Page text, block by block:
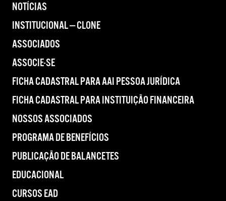
NOTÍCIAS
INSTITUCIONAL — CLONE
ASSOCIADOS
ASSOCIE-SE
FICHA CADASTRAL PARA AAI PESSOA JURÍDICA
FICHA CADASTRAL PARA INSTITUIÇÃO FINANCEIRA
NOSSOS ASSOCIADOS
PROGRAMA DE BENEFÍCIOS
PUBLICAÇÃO DE BALANCETES
EDUCACIONAL
CURSOS EAD